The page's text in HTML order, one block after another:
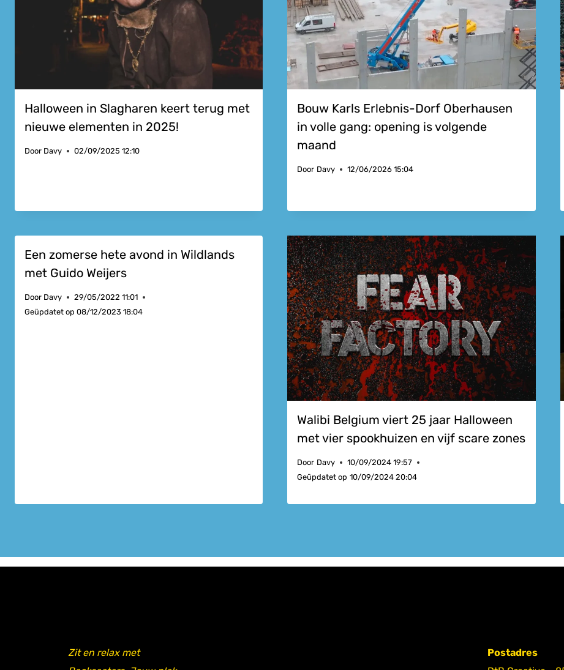
Halloween in Slagharen keert terug met
nieuwe elementen in 2025!
Door Davy 02/09/2025 12:10
Bouw Karls Erlebnis-Dorf Oberhausen
in volle gang: opening is volgende
maand
Door Davy 12/06/2026 15:04
Een zomerse hete avond in Wildlands
met Guido Weijers
Door Davy
29/05/2022 11:01
Geüpdatet op 08/12/2023 18:04
Walibi Belgium viert 25 jaar Halloween
met vier spookhuizen en vijf scare zones
Door Davy
10/09/2024 19:57
Geüpdatet op 10/09/2024 20:04
Zit en relax met
Postadres